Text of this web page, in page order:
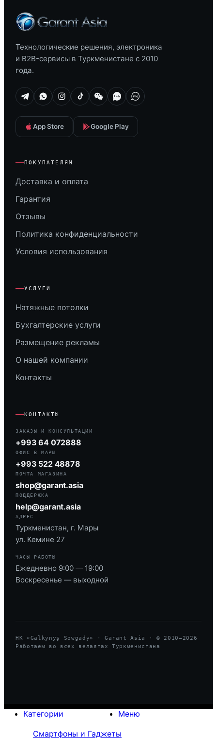
Технологические решения, электроника
и B2B-сервисы в Туркменистане с 2010
года.
App Store Google Play
ПОКУПАТЕЛЯМ
Доставка и оплата
Гарантия
Отзывы
Политика конфиденциальности
Условия использования
УСЛУГИ
Натяжные потолки
Бухгалтерские услуги
Размещение рекламы
О нашей компании
Контакты
КОНТАКТЫ
ЗАКАЗЫ И КОНСУЛЬТАЦИИ
+993 64 072888
ОФИС В МАРЫ
+993 522 48878
ПОЧТА МАГАЗИНА
shop@garant.asia
ПОДДЕРЖКА
help@garant.asia
АДРЕС
Туркменистан, г. Мары
ул. Кемине 27
ЧАСЫ РАБОТЫ
Ежедневно 9:00 — 19:00
Воскресенье — выходной
HK «Galkynyş Sowgady» · Garant Asia · © 2010—2026
Работаем во всех велаятах Туркменистана
Меню
Категории
Смартфоны и Гаджеты